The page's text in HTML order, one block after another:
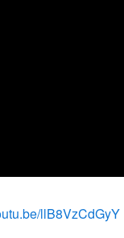
llB8VzCdGyY